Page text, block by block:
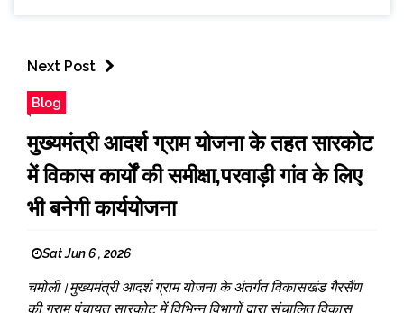
Next Post
Blog
मुख्यमंत्री आदर्श ग्राम योजना के तहत सारकोट
में विकास कार्यों की समीक्षा,परवाड़ी गांव के लिए
भी बनेगी कार्ययोजना
Sat Jun 6 , 2026
चमोली।मुख्यमंत्री आदर्श ग्राम योजना के अंतर्गत विकासखंड गैरसैंण
की ग्राम पंचायत सारकोट में विभिन्न विभागों द्वारा संचालित विकास